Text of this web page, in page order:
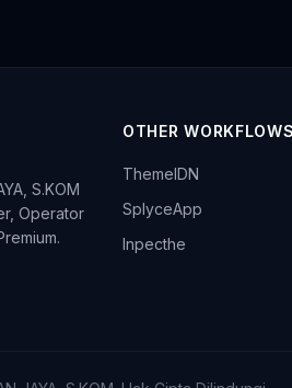
S.KOM
Operator
OTHER
ThemeIDN
SplyceApp
Inpecthe